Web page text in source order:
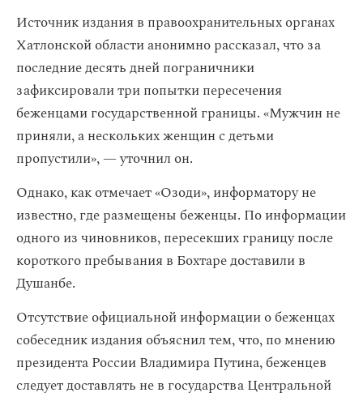
Источник издания в правоохранительных органах
Хатлонской области анонимно рассказал, что за
последние десять дней пограничники
зафиксировали три попытки пересечения
беженцами государственной границы. «Мужчин не
приняли, а нескольких женщин с детьми
пропустили», — уточнил он.
Однако, как отмечает «Озоди», информатору не
известно, где размещены беженцы. По информации
одного из чиновников, пересекших границу после
короткого пребывания в Бохтаре доставили в
Душанбе.
Отсутствие официальной информации о беженцах
собеседник издания объяснил тем, что, по мнению
президента России Владимира Путина, беженцев
следует доставлять не в государства Центральной